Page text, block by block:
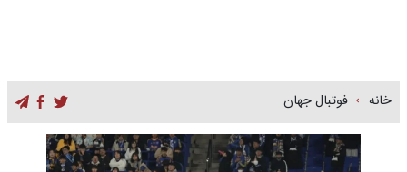
خانه فوتبال جهان